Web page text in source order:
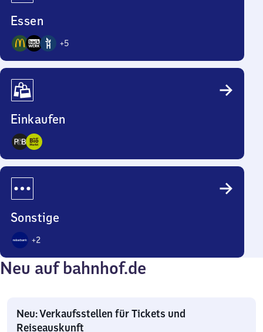
Essen
+5
8
Einkaufen
2
Sonstige
+2
3
Angebote
Neu auf bahnhof.de
Neu: Verkaufsstellen für Tickets und
Reiseauskunft